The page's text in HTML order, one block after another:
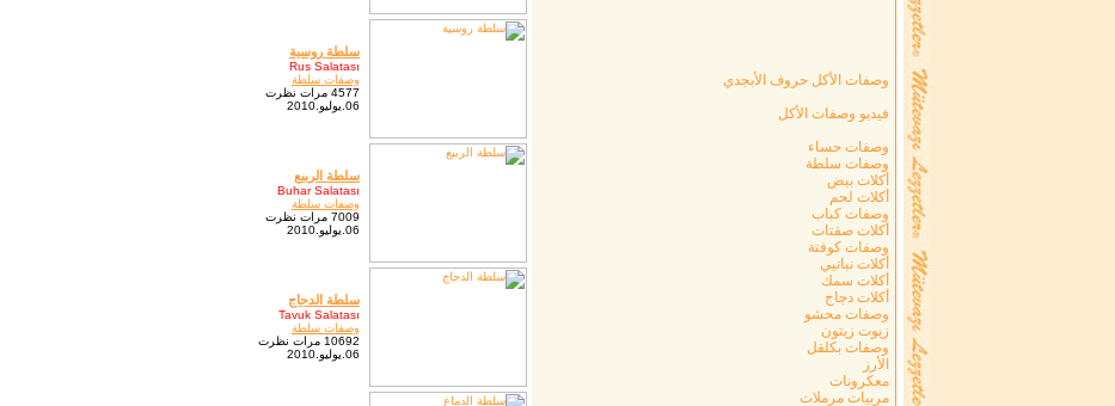
وصفات الأكل حروف الأبجدي
فيديو وصفات الأكل
وصفات حساء
وصفات سلطة
أكلات بيض
أكلات لحم
وصفات كباب
أكلات صقتات
وصفات كوفتة
أكلات نباتيي
أكلات سمك
أكلات دجاج
وصفات محشو
زيوت زيتون
وصفات بكلقل
الأرز
معكرونات
مربيات مرملات
سلطة روسية
Rus Salatası
وصفات سلطة
4577 مرات نظرت
06.يوليو.2010
سلطة الربيع
Buhar Salatası
وصفات سلطة
7009 مرات نظرت
06.يوليو.2010
سلطة الدجاج
Tavuk Salatası
وصفات سلطة
10692 مرات نظرت
06.يوليو.2010